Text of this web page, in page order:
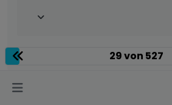
Nein
Nun aber. Jedenfalls bei mir
29 von 527